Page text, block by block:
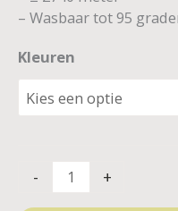
– Wasbaar tot 95
Kleuren
- +